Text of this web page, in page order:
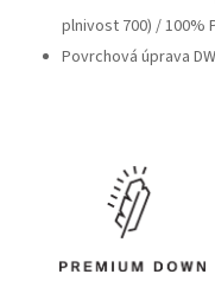
plnivost 700) /100%
Povrchová úprava